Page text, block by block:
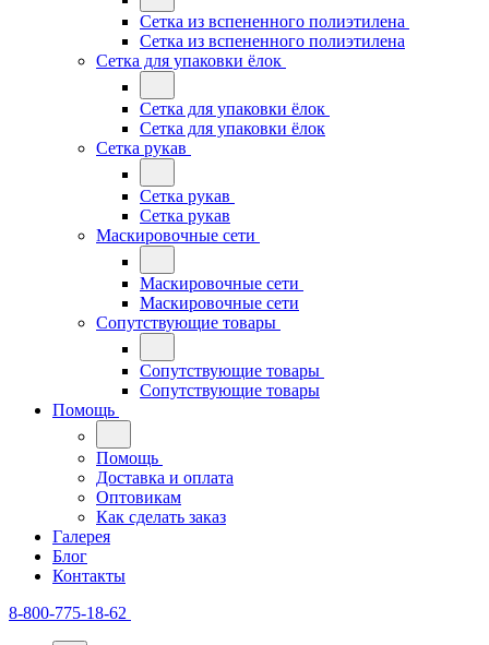
Сетка из вспененного полиэтилена
Сетка из вспененного полиэтилена
Сетка для упаковки ёлок
Сетка для упаковки ёлок
Сетка для упаковки ёлок
Сетка рукав
Сетка рукав
Сетка рукав
Маскировочные сети
Маскировочные сети
Маскировочные сети
Сопутствующие товары
Сопутствующие товары
Сопутствующие товары
Помощь
Помощь
Доставка и оплата
Оптовикам
Как сделать заказ
Галерея
Блог
Контакты
8-800-775-18-62